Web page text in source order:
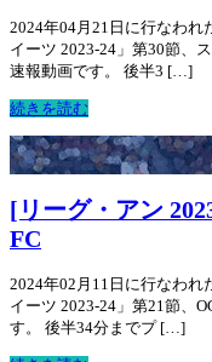
2024年04月21日に行なわれ
イーツ 2023-24」第30節、
速報動画です。 後半3 […]
続きを読む
[リーグ・アン
FC
2024年02月11日に行なわれ
イーツ 2023-24」第21節、
す。 後半34分までプ […]